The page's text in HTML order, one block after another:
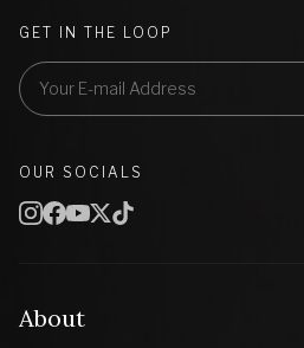
About
GET IN THE LOOP
OUR SOCIALS